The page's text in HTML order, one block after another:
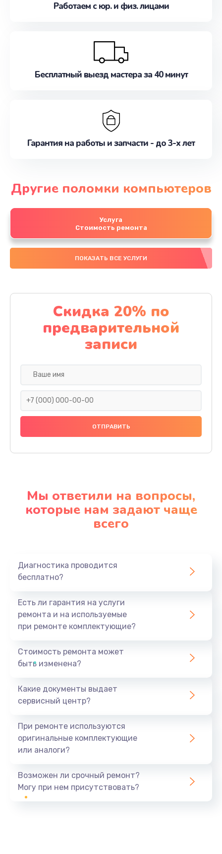
Работаем с юр. и физ. лицами
Бесплатный выезд мастера за 40 минут
Гарантия на работы и запчасти - до 3-х лет
Другие поломки компьютеров
Услуга
Стоимость ремонта
ПОКАЗАТЬ ВСЕ УСЛУГИ
Скидка 20% по
предварительной
записи
Мы ответили на вопросы,
которые нам задают чаще
всего
Диагностика проводится
бесплатно?
Есть ли гарантия на услуги
ремонта и на используемые
при ремонте комплектующие?
Стоимость ремонта может
быть изменена?
Какие документы выдает
сервисный центр?
При ремонте используются
оригинальные комплектующие
или аналоги?
Возможен ли срочный ремонт?
Могу при нем присутствовать?